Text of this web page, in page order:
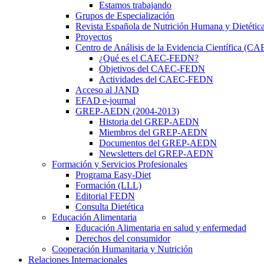
Estamos trabajando
Grupos de Especialización
Revista Española de Nutrición Humana y Dietética
Proyectos
Centro de Análisis de la Evidencia Científica
¿Qué es el CAEC-FEDN?
Objetivos del CAEC-FEDN
Actividades del CAEC-FEDN
Acceso al JAND
EFAD e-journal
GREP-AEDN (2004-2013)
Historia del GREP-AEDN
Miembros del GREP-AEDN
Documentos del GREP-AEDN
Newsletters del GREP-AEDN
Formación y Servicios Profesionales
Programa Easy-Diet
Formación (LLL)
Editorial FEDN
Consulta Dietética
Educación Alimentaria
Educación Alimentaria en salud y enfermedad
Derechos del consumidor
Cooperación Humanitaria y Nutrición
Relaciones Internacionales